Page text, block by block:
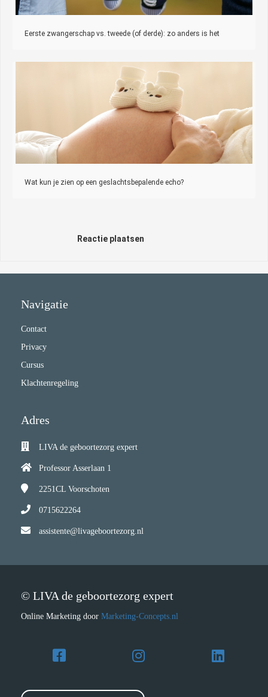
Eerste zwangerschap vs. tweede (of derde): zo anders is het
Wat kun je zien op een geslachtsbepalende echo?
Reactie plaatsen
Navigatie
Contact
Privacy
Cursus
Klachtenregeling
Adres
LIVA de geboortezorg expert
Professor Asserlaan 1
2251CL Voorschoten
0715622264
assistente@livageboortezorg.nl
© LIVA de geboortezorg expert
Online Marketing door Marketing-Concepts.nl